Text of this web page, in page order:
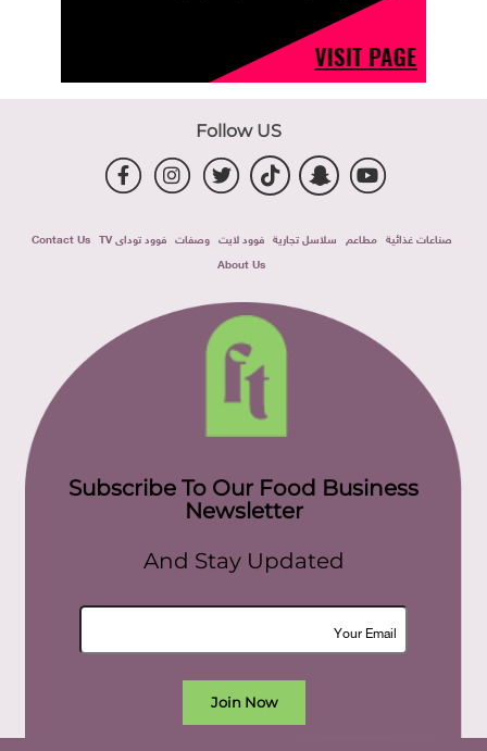
Follow US
صناعات غذائية مطاعم سلاسل تجارية فوود لايت وصفات فوود توداى TV
Contact Us
About Us
Subscribe To Our Food Business
Newsletter
And Stay Updated
Join Now